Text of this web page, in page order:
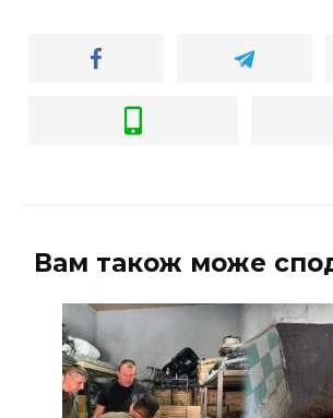
Вам також може